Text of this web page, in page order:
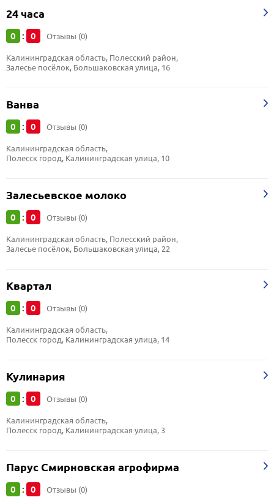
24 часа
0 : 0 Отзывы (0)
Калининградская область, Полесский район,
Залесье посёлок, Большаковская улица, 16
Ванва
0 : 0 Отзывы (0)
Калининградская область,
Полесск город, Калининградская улица, 10
Залесьевское молоко
0 : 0 Отзывы (0)
Калининградская область, Полесский район,
Залесье посёлок, Большаковская улица, 22
Квартал
0 : 0 Отзывы (0)
Калининградская область,
Полесск город, Калининградская улица, 14
Кулинария
0 : 0 Отзывы (0)
Калининградская область,
Полесск город, Калининградская улица, 3
Парус Смирновская агрофирма
0 : 0 Отзывы (0)